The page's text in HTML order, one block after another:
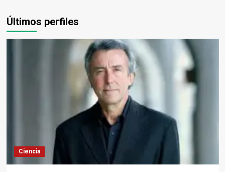
Últimos perfiles
Ciencia